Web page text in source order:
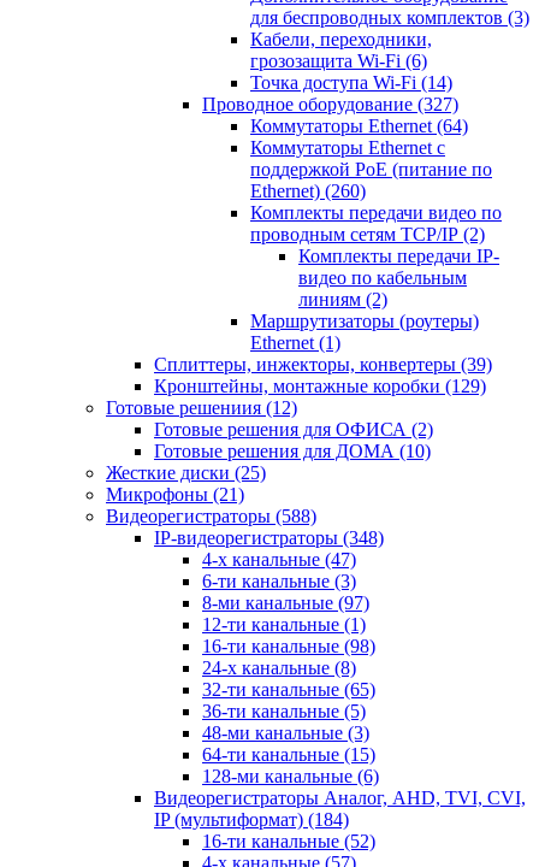
для беспроводных комплектов (3)
Кабели, переходники,
грозозащита Wi-Fi (6)
Точка доступа Wi-Fi (14)
Проводное оборудование (327)
Коммутаторы Ethernet (64)
Коммутаторы Ethernet с
поддержкой PoE (питание по
Ethernet) (260)
Комплекты передачи видео по
проводным сетям TCP/IP (2)
Комплекты передачи IP-
видео по кабельным
линиям (2)
Маршрутизаторы (роутеры)
Ethernet (1)
Сплиттеры, инжекторы, конвертеры (39)
Кронштейны, монтажные коробки (129)
Готовые решениия (12)
Готовые решения для ОФИСА (2)
Готовые решения для ДОМА (10)
Жесткие диски (25)
Микрофоны (21)
Видеорегистраторы (588)
IP-видеорегистраторы (348)
4-х канальные (47)
6-ти канальные (3)
8-ми канальные (97)
12-ти канальные (1)
16-ти канальные (98)
24-х канальные (8)
32-ти канальные (65)
36-ти канальные (5)
48-ми канальные (3)
64-ти канальные (15)
128-ми канальные (6)
Видеорегистраторы Аналог, AHD, TVI, CVI,
IP (мультиформат) (184)
16-ти канальные (52)
4-х канальные (57)